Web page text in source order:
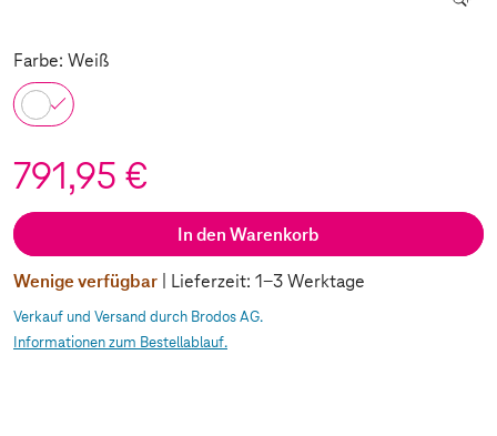
Farbe: Weiß
791,95 €
In den Warenkorb
Wenige verfügbar | Lieferzeit: 1-3 Werktage
Verkauf und Versand durch Brodos AG.
Informationen zum Bestellablauf.